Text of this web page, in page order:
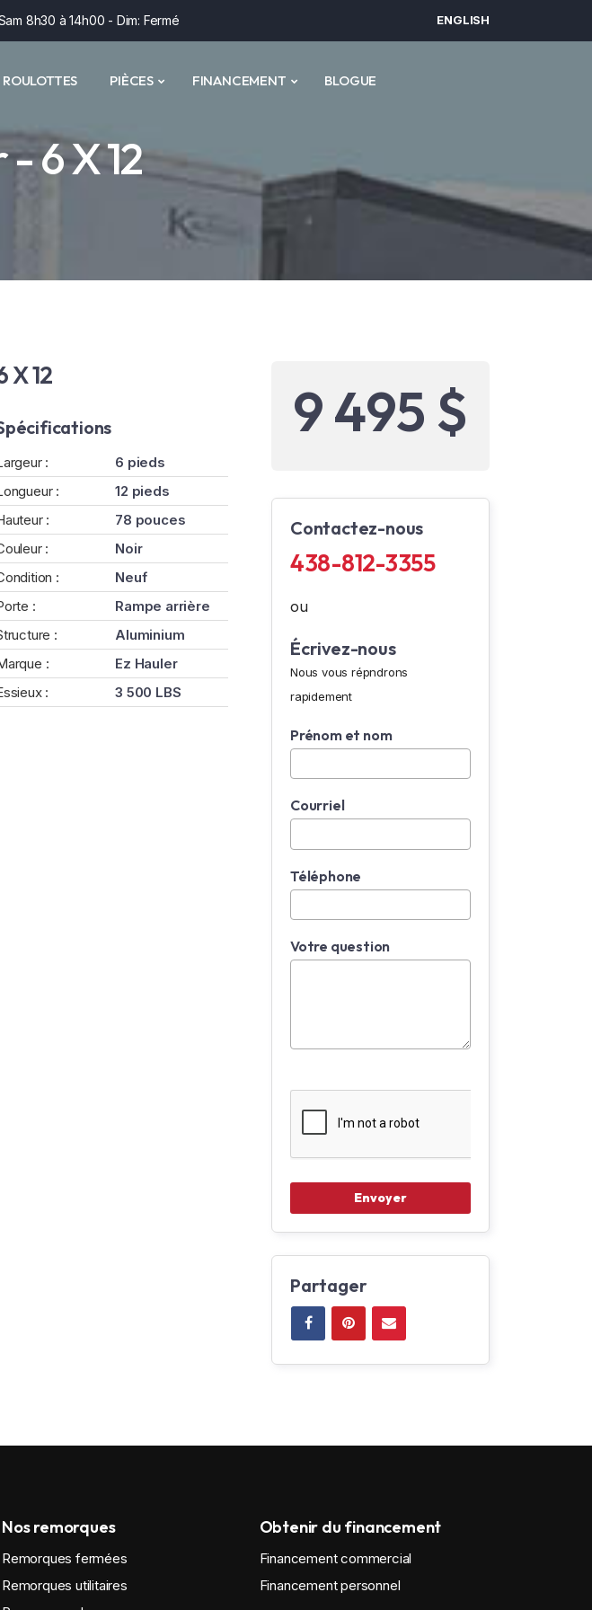
8h30 à 14h00 - Dim: Fermé ENGLISH
ROULOTTES PIÈCES FINANCEMENT BLOGUE
6 X 12
X 12
:
6 pieds
:
12 pieds
:
78 pouces
:
Noir
:
Neuf
:
Rampe arrière
:
Aluminium
:
Ez Hauler
:
3 500 LBS
9 495 $
Contactez-nous
438-812-3355
ou
Écrivez-nous
Nous vous répndrons
rapidement
Prénom et nom
Courriel
Téléphone
Votre question
Partager
Nos remorques
Remorques fermées
Remorques utilitaires
Obtenir du financement
Financement commercial
Financement personnel